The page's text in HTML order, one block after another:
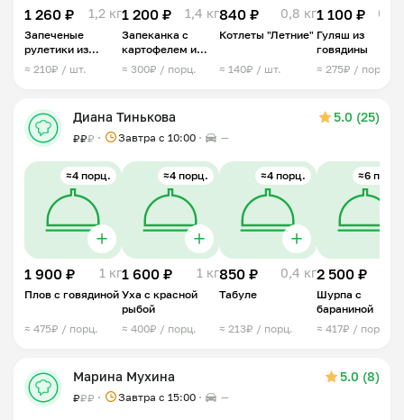
1 260 ₽ 1,2 кг
Запеченые
рулетики из
свинины
≈ 210₽ / шт.
1 200 ₽ 1,4 кг
Запеканка с
картофелем и
мясом
≈ 300₽ / порц.
840 ₽ 0,8 кг
Котлеты "Летние"
≈ 140₽ / шт.
1 100 ₽ 0,8
Гуляш из
говядины
≈ 275₽ / порц.
Диана Тинькова 5.0 (25)
₽₽₽ Завтра c 10:00 —
≈4 порц.
1 900 ₽ 1 кг
Плов с говядиной
≈ 475₽ / порц.
≈4 порц.
1 600 ₽ 1 кг
Уха с красной
рыбой
≈ 400₽ / порц.
≈4 порц.
850 ₽ 0,4 кг
Табуле
≈ 213₽ / порц.
≈6 порц.
2 500 ₽
Шурпа с
бараниной
≈ 417₽ / порц.
Марина Мухина 5.0 (8)
₽₽₽ Завтра c 15:00 —